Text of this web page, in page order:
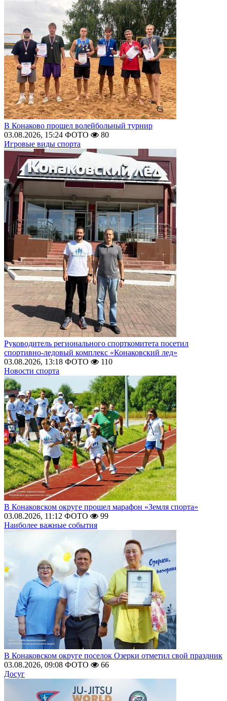
В Конаково прошел волейбольный турнир
03.08.2026, 15:24 ФОТО
80
Игровые виды спорта
Руководитель регионального спорткомитета посетил
спортивно-ледовый комплекс «Конаковский лед»
03.08.2026, 13:18 ФОТО
110
Новости спорта
В Конаковском округе прошел марафон «Земля спорта»
03.08.2026, 11:12 ФОТО
99
Наиболее важные события
В Конаковском округе поселок Озерки отметил свой праздник
03.08.2026, 09:08 ФОТО
66
Досуг